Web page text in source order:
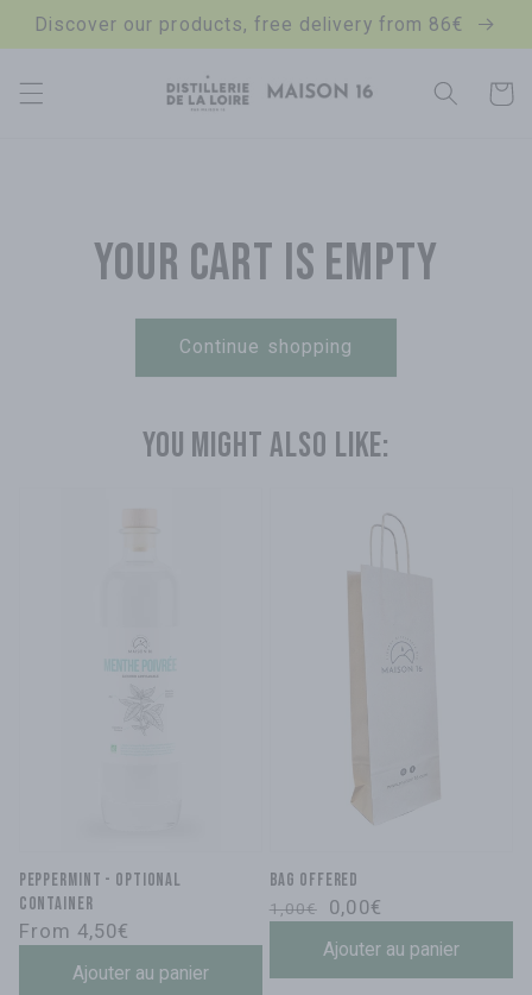
Skip to content
Discover our products, free delivery from 86€
Cart
Your cart is empty
Continue shopping
You might also like:
Peppermint - optional
container
Regular
From 4,50€
Ajouter au panier
Bag offered
Regular
1,00€
Sale
0,00€
Ajouter au panier